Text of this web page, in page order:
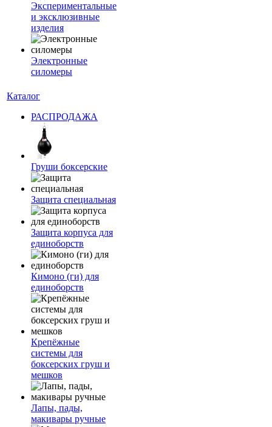
Экспериментальные
и эксклюзивные
изделия
Электронные
силомеры
Каталог
РАСПРОДАЖА
Груши боксерские
Защита специальная
Защита корпуса для
единоборств
Кимоно (ги) для
единоборств
Крепёжные
системы для
боксерских груш и
мешков
Лапы, пады,
макивары ручные